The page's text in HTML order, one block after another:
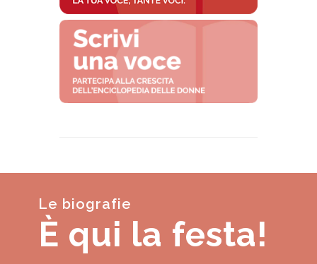
Le biografie
È qui la festa!